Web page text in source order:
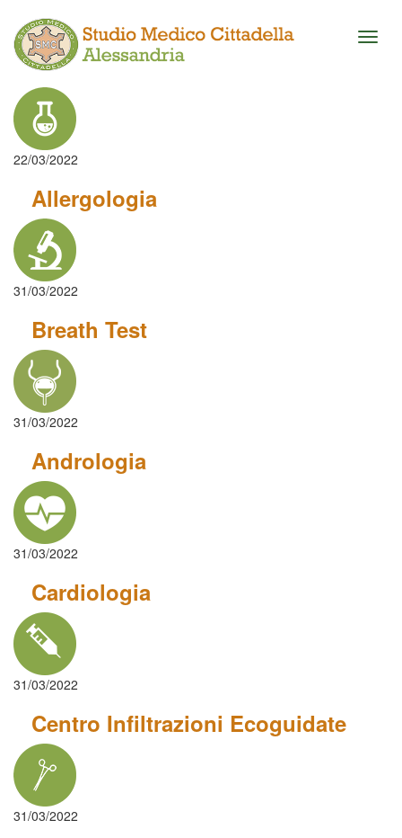
22/03/2022
Allergologia
31/03/2022
Breath Test
31/03/2022
Andrologia
31/03/2022
Cardiologia
31/03/2022
Centro Infiltrazioni Ecoguidate
31/03/2022